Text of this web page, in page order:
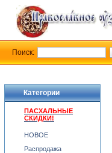
Категории
ПАСХАЛЬНЫЕ
СКИДКИ!
НОВОЕ
Распродажа
Поиск: